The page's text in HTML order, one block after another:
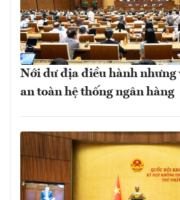
Nới dư địa điều hành nhưng
an toàn hệ thống ngân hàng